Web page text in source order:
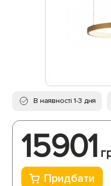
В наявності 1-3 дня
15901
Придбати